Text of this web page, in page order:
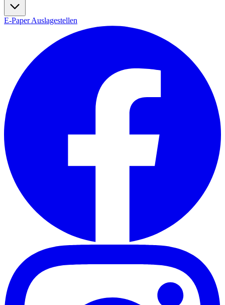
E-PaperAuslagestellen